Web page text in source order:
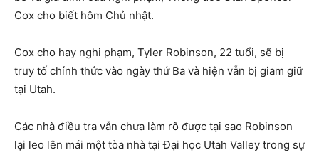
Cox cho biết hôm Chủ nhật.
Cox cho hay nghi phạm, Tyler Robinson, 22 tuổi, sẽ bị
truy tố chính thức vào ngày thứ Ba và hiện vẫn bị giam giữ
tại Utah.
Các nhà điều tra vẫn chưa làm rõ được tại sao Robinson
lại leo lên mái một tòa nhà tại Đại học Utah Valley trong sự